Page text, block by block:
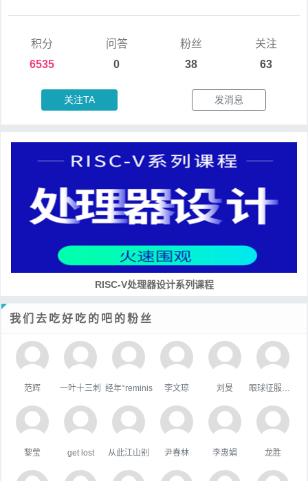
积分
6535
问答
0
粉丝
38
关注
63
关注TA 发消息
RISC-V处理器设计系列课程
我们去吃好吃的吧的粉丝
范辉 一叶十三刺 经年°reminis 李文琼 刘旻
黎莹 get lost 从此江山别 尹春林 李惠娟 龙胜